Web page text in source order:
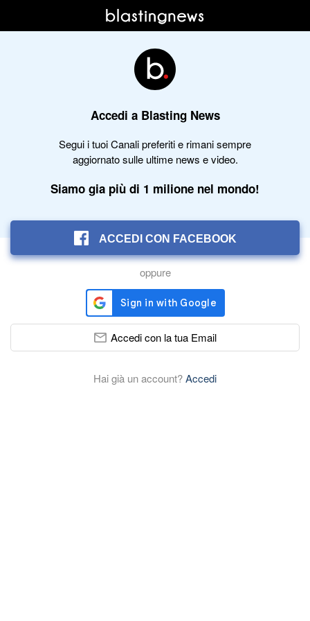
Accedi a Blasting News
Segui i tuoi Canali preferiti e rimani sempre
aggiornato sulle ultime news e video.
Siamo gia più di 1 milione nel mondo!
ACCEDI CON FACEBOOK
oppure
Accedi con la tua Email
Hai già un account?Accedi